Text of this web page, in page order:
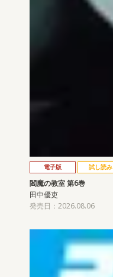
電子版 試し読み
閻魔の教室 第6巻
田中優吏
発売日：2026.08.06